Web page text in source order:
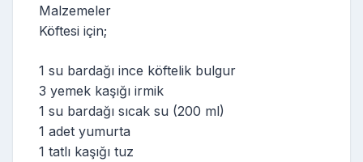
Malzemeler
Köftesi için;
1 su bardağı ince köftelik bulgur
3 yemek kaşığı irmik
1 su bardağı sıcak su (200 ml)
1 adet yumurta
1 tatlı kaşığı tuz